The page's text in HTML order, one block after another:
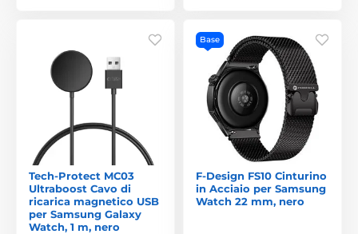
Tech-Protect MC03
Ultraboost Cavo di
ricarica magnetico USB
per Samsung Galaxy
Watch, 1 m, nero
Base
F-Design FS10 Cinturino
in Acciaio per Samsung
Watch 22 mm, nero